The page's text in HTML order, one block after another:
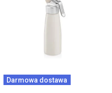
Darmowa dostawa